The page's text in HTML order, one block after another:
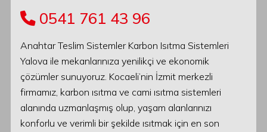
0541 761 43 96
Anahtar Teslim Sistemler Karbon Isıtma Sistemleri
Yalova ile mekanlarınıza yenilikçi ve ekonomik
çözümler sunuyoruz. Kocaeli’nin İzmit merkezli
firmamız, karbon ısıtma ve cami ısıtma sistemleri
alanında uzmanlaşmış olup, yaşam alanlarınızı
konforlu ve verimli bir şekilde ısıtmak için en son